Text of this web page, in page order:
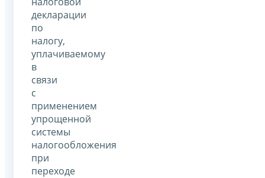
декларации
по
налогу,
уплачиваемому
в
связи
с
применением
упрощенной
системы
налогообложения
при
переходе